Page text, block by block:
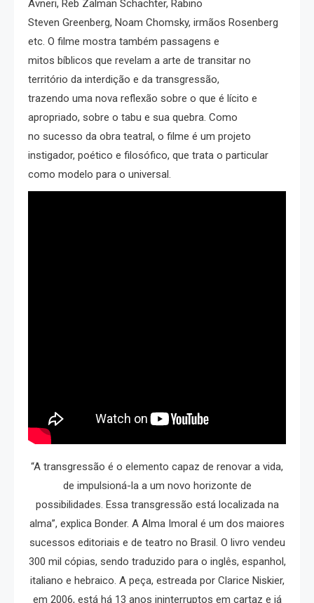
Avneri, Reb Zalman Schachter, Rabino
Steven Greenberg, Noam Chomsky, irmãos Rosenberg
etc. O filme mostra também passagens e
mitos bíblicos que revelam a arte de transitar no
território da interdição e da transgressão,
trazendo uma nova reflexão sobre o que é lícito e
apropriado, sobre o tabu e sua quebra. Como
no sucesso da obra teatral, o filme é um projeto
instigador, poético e filosófico, que trata o particular
como modelo para o universal.
“A transgressão é o elemento capaz de renovar a vida,
de impulsioná-la a um novo horizonte de
possibilidades. Essa transgressão está localizada na
alma”, explica Bonder. A Alma Imoral é um dos maiores
sucessos editoriais e de teatro no Brasil. O livro vendeu
300 mil cópias, sendo traduzido para o inglês, espanhol,
italiano e hebraico. A peça, estreada por Clarice Niskier,
em 2006, está há 13 anos ininterruptos em cartaz e já